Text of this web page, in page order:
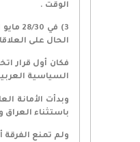
الوقت .
الحال على
فكان أول قرار
السياسية
وبدأت الأمانة
باستثناء
ولم تمنع الفرقة